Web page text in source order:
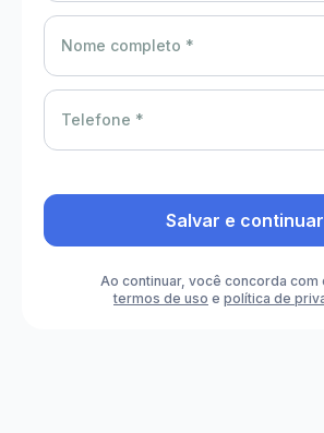
Nome completo *
Telefone *
Salvar e continuar
Ao continuar, você concorda com
termos de uso e política de